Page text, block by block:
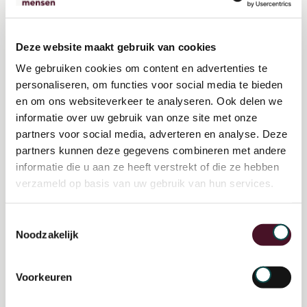
Deze website maakt gebruik van cookies
We gebruiken cookies om content en advertenties te
personaliseren, om functies voor social media te bieden
en om ons websiteverkeer te analyseren. Ook delen we
informatie over uw gebruik van onze site met onze
partners voor social media, adverteren en analyse. Deze
partners kunnen deze gegevens combineren met andere
informatie die u aan ze heeft verstrekt of die ze hebben
verzameld op basis van uw gebruik van hun services.
Noodzakelijk
Voorkeuren
hard nodig zijn. De vraag naar vakmensen
voor de energietransities, bouwopgaven en
de transities in de zorg is groot.
Achterstanden moeten worden
ingehaald
Om de gevolgen van de Coronacrisis in het
onderwijs op te vangen is het Nationaal
Programma Onderwijs (NPO) opgezet. Dit
biedt scholen middelen om de